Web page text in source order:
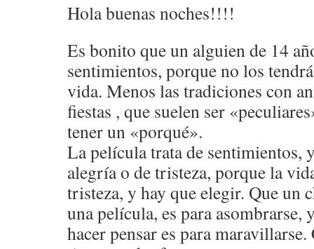
Hola buenas noches!!!!
Es bonito que un alguien de 14
sentimientos, porque no los
vida. Menos las tradiciones con
fiestas , que suelen ser
tener un «porqué».
La película trata de sentimientos,
alegría o de tristeza, porque la
tristeza, y hay que elegir. Que un
una película, es para asombrarse,
hacer pensar es para